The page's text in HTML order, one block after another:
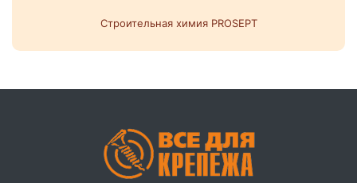
Строительная химия PROSEPT